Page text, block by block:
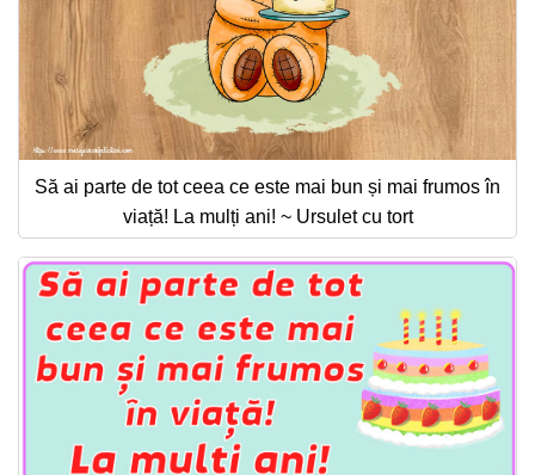
Să ai parte de tot ceea ce este mai bun și mai frumos în
viață! La mulți ani! ~ Ursulet cu tort